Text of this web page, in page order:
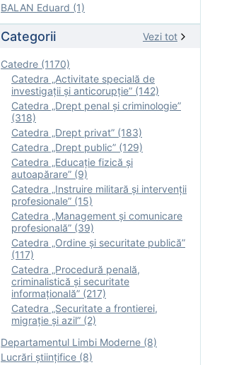
BALAN Eduard (1)
Categorii Vezi tot
Catedre (1170)
Catedra „Activitate specială de
investigaţii şi anticorupție” (142)
Catedra „Drept penal și criminologie”
(318)
Catedra „Drept privat” (183)
Catedra „Drept public” (129)
Catedra „Educație fizică şi
autoapărare” (9)
Catedra „Instruire militară şi intervenţii
profesionale” (15)
Catedra „Management și comunicare
profesională” (39)
Catedra „Ordine și securitate publică”
(117)
Catedra „Procedură penală,
criminalistică și securitate
informațională” (217)
Catedra „Securitate a frontierei,
migrație și azil” (2)
Departamentul Limbi Moderne (8)
Lucrări științifice (8)